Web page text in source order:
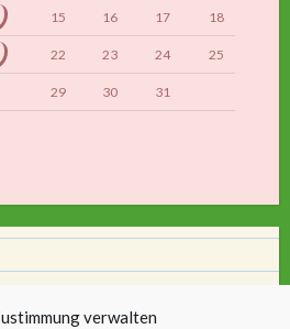
verwalten
15 16 17 18
22 23 24 25
29 30 31